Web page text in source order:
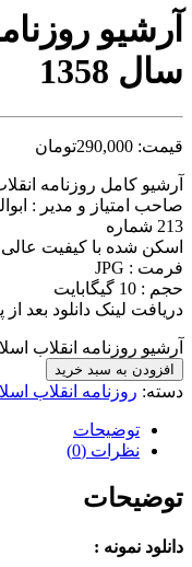
آرشیو
سال 1358
قیمت: 290,000تومان
آرشیو کامل روزنامه
صاحب امتیاز و مدیر :
213 شماره
اسکن شده با کیفیت عالی
فرمت : JPG
حجم : 10 گیگابایت
دریافت لینک دانلود بعد
آرشیو روزنامه انقلاب اسلامی
افزودن به سبد خرید
دسته: روزنامه انقلاب
توضیحات
نظرات (0)
توضیحات
دانلود نمونه :